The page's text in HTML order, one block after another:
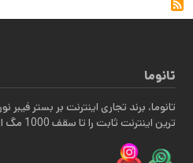
تانوما
تانوما، برند تجاری اینترنت بر بستر
ترین اینترنت ثابت را تا سقف 1000 مگ ارائه می‌دهد.